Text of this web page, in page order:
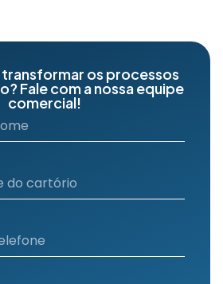
os processos
Fale com a nossa equipe
comercial!